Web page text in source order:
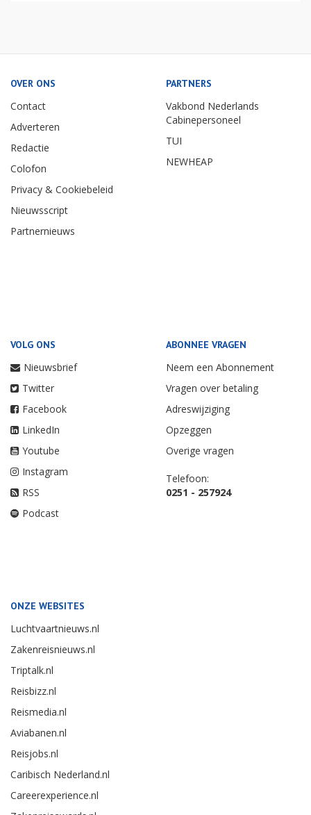
OVER ONS
Contact
Adverteren
Redactie
Colofon
Privacy & Cookiebeleid
Nieuwsscript
Partnernieuws
PARTNERS
Vakbond Nederlands
Cabinepersoneel
TUI
NEWHEAP
VOLG ONS
Nieuwsbrief
Twitter
Facebook
LinkedIn
Youtube
Instagram
RSS
Podcast
ABONNEE VRAGEN
Neem een Abonnement
Vragen over betaling
Adreswijziging
Opzeggen
Overige vragen
Telefoon:
0251 - 257924
ONZE WEBSITES
Luchtvaartnieuws.nl
Zakenreisnieuws.nl
Triptalk.nl
Reisbizz.nl
Reismedia.nl
Aviabanen.nl
Reisjobs.nl
Caribisch Nederland.nl
Careerexperience.nl